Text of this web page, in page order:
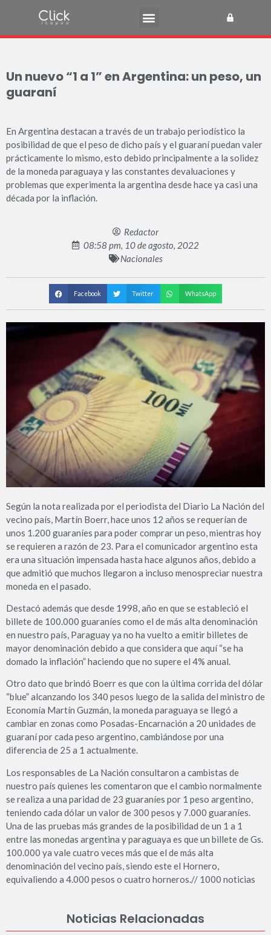
Un nuevo “1 a 1” en Argentina: un peso, un
guaraní
En Argentina destacan a través de un trabajo periodístico la
posibilidad de que el peso de dicho país y el guaraní puedan valer
prácticamente lo mismo, esto debido principalmente a la solidez
de la moneda paraguaya y las constantes devaluaciones y
problemas que experimenta la argentina desde hace ya casi una
década por la inflación.
Redactor
08:58 pm, 10 de agosto, 2022
Nacionales
Facebook Twitter WhatsApp
Según la nota realizada por el periodista del Diario La Nación del
vecino país, Martín Boerr, hace unos 12 años se requerían de
unos 1.200 guaraníes para poder comprar un peso, mientras hoy
se requieren a razón de 23. Para el comunicador argentino esta
era una situación impensada hasta hace algunos años, debido a
que admitió que muchos llegaron a incluso menospreciar nuestra
moneda en el pasado.
Destacó además que desde 1998, año en que se estableció el
billete de 100.000 guaraníes como el de más alta denominación
en nuestro país, Paraguay ya no ha vuelto a emitir billetes de
mayor denominación debido a que considera que aquí “se ha
domado la inflación” haciendo que no supere el 4% anual.
Otro dato que brindó Boerr es que con la última corrida del dólar
“blue” alcanzando los 340 pesos luego de la salida del ministro de
Economía Martín Guzmán, la moneda paraguaya se llegó a
cambiar en zonas como Posadas-Encarnación a 20 unidades de
guaraní por cada peso argentino, cambiándose por una
diferencia de 25 a 1 actualmente.
Los responsables de La Nación consultaron a cambistas de
nuestro país quienes les comentaron que el cambio normalmente
se realiza a una paridad de 23 guaraníes por 1 peso argentino,
teniendo cada dólar un valor de 300 pesos y 7.000 guaraníes.
Una de las pruebas más grandes de la posibilidad de un 1 a 1
entre las monedas argentina y paraguaya es que un billete de Gs.
100.000 ya vale cuatro veces más que el de más alta
denominación del vecino país, siendo este el Hornero,
equivaliendo a 4.000 pesos o cuatro horneros.// 1000 noticias
Noticias Relacionadas